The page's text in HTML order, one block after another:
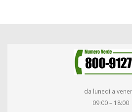
da lunedì a
09:00 – 18:00